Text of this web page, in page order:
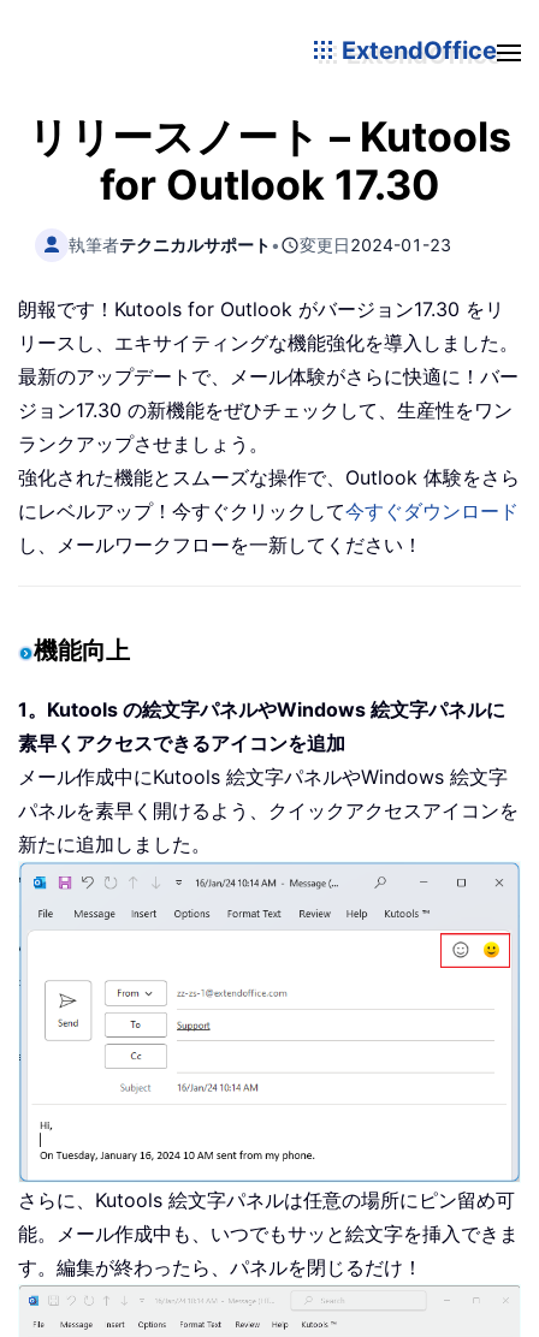
ExtendOffice
リリースノート – Kutools
for Outlook 17.30
執筆者テクニカルサポート• 変更日2024-01-23
朗報です！Kutools for Outlook がバージョン17.30 をリ
リースし、エキサイティングな機能強化を導入しました。
最新のアップデートで、メール体験がさらに快適に！バー
ジョン17.30 の新機能をぜひチェックして、生産性をワン
ランクアップさせましょう。
強化された機能とスムーズな操作で、Outlook 体験をさら
にレベルアップ！今すぐクリックして今すぐダウンロード
し、メールワークフローを一新してください！
機能向上
1。Kutools の絵文字パネルやWindows 絵文字パネルに
素早くアクセスできるアイコンを追加
メール作成中にKutools 絵文字パネルやWindows 絵文字
パネルを素早く開けるよう、クイックアクセスアイコンを
新たに追加しました。
さらに、Kutools 絵文字パネルは任意の場所にピン留め可
能。メール作成中も、いつでもサッと絵文字を挿入できま
す。編集が終わったら、パネルを閉じるだけ！